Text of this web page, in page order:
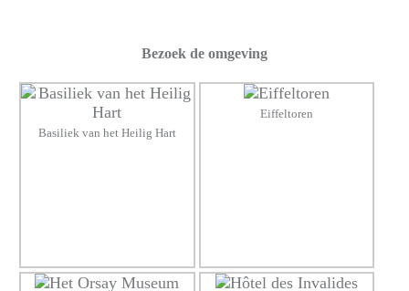
Bezoek de omgeving
Basiliek van het Heilig Hart
Eiffeltoren